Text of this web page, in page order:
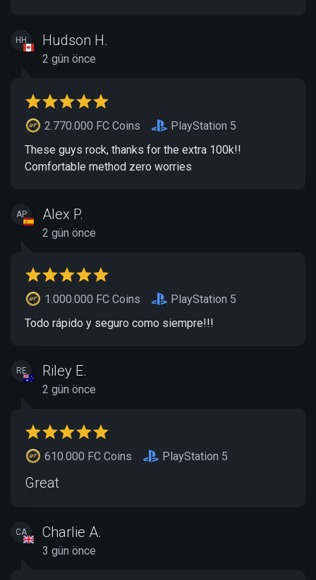
HH Hudson H.
2 gün önce
2.770.000 FC Coins
PlayStation 5
These guys rock, thanks for the extra 100k!!
Comfortable method zero worries
AP Alex P.
2 gün önce
1.000.000 FC Coins
PlayStation 5
Todo rápido y seguro como siempre!!!
RE Riley E.
2 gün önce
610.000 FC Coins PlayStation 5
Great
CA Charlie A.
3 gün önce